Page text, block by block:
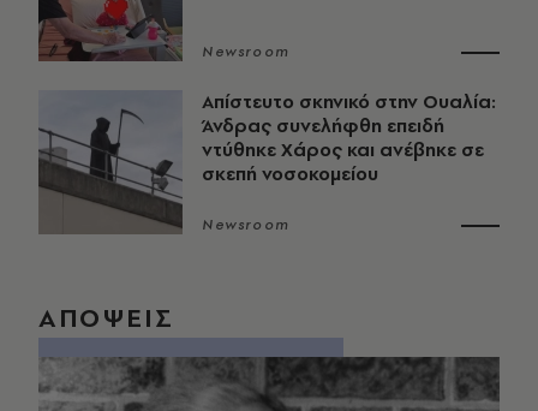
Newsroom
Απίστευτο σκηνικό στην Ουαλία:
Άνδρας συνελήφθη επειδή
ντύθηκε Χάρος και ανέβηκε σε
σκεπή νοσοκομείου
Newsroom
ΑΠΟΨΕΙΣ